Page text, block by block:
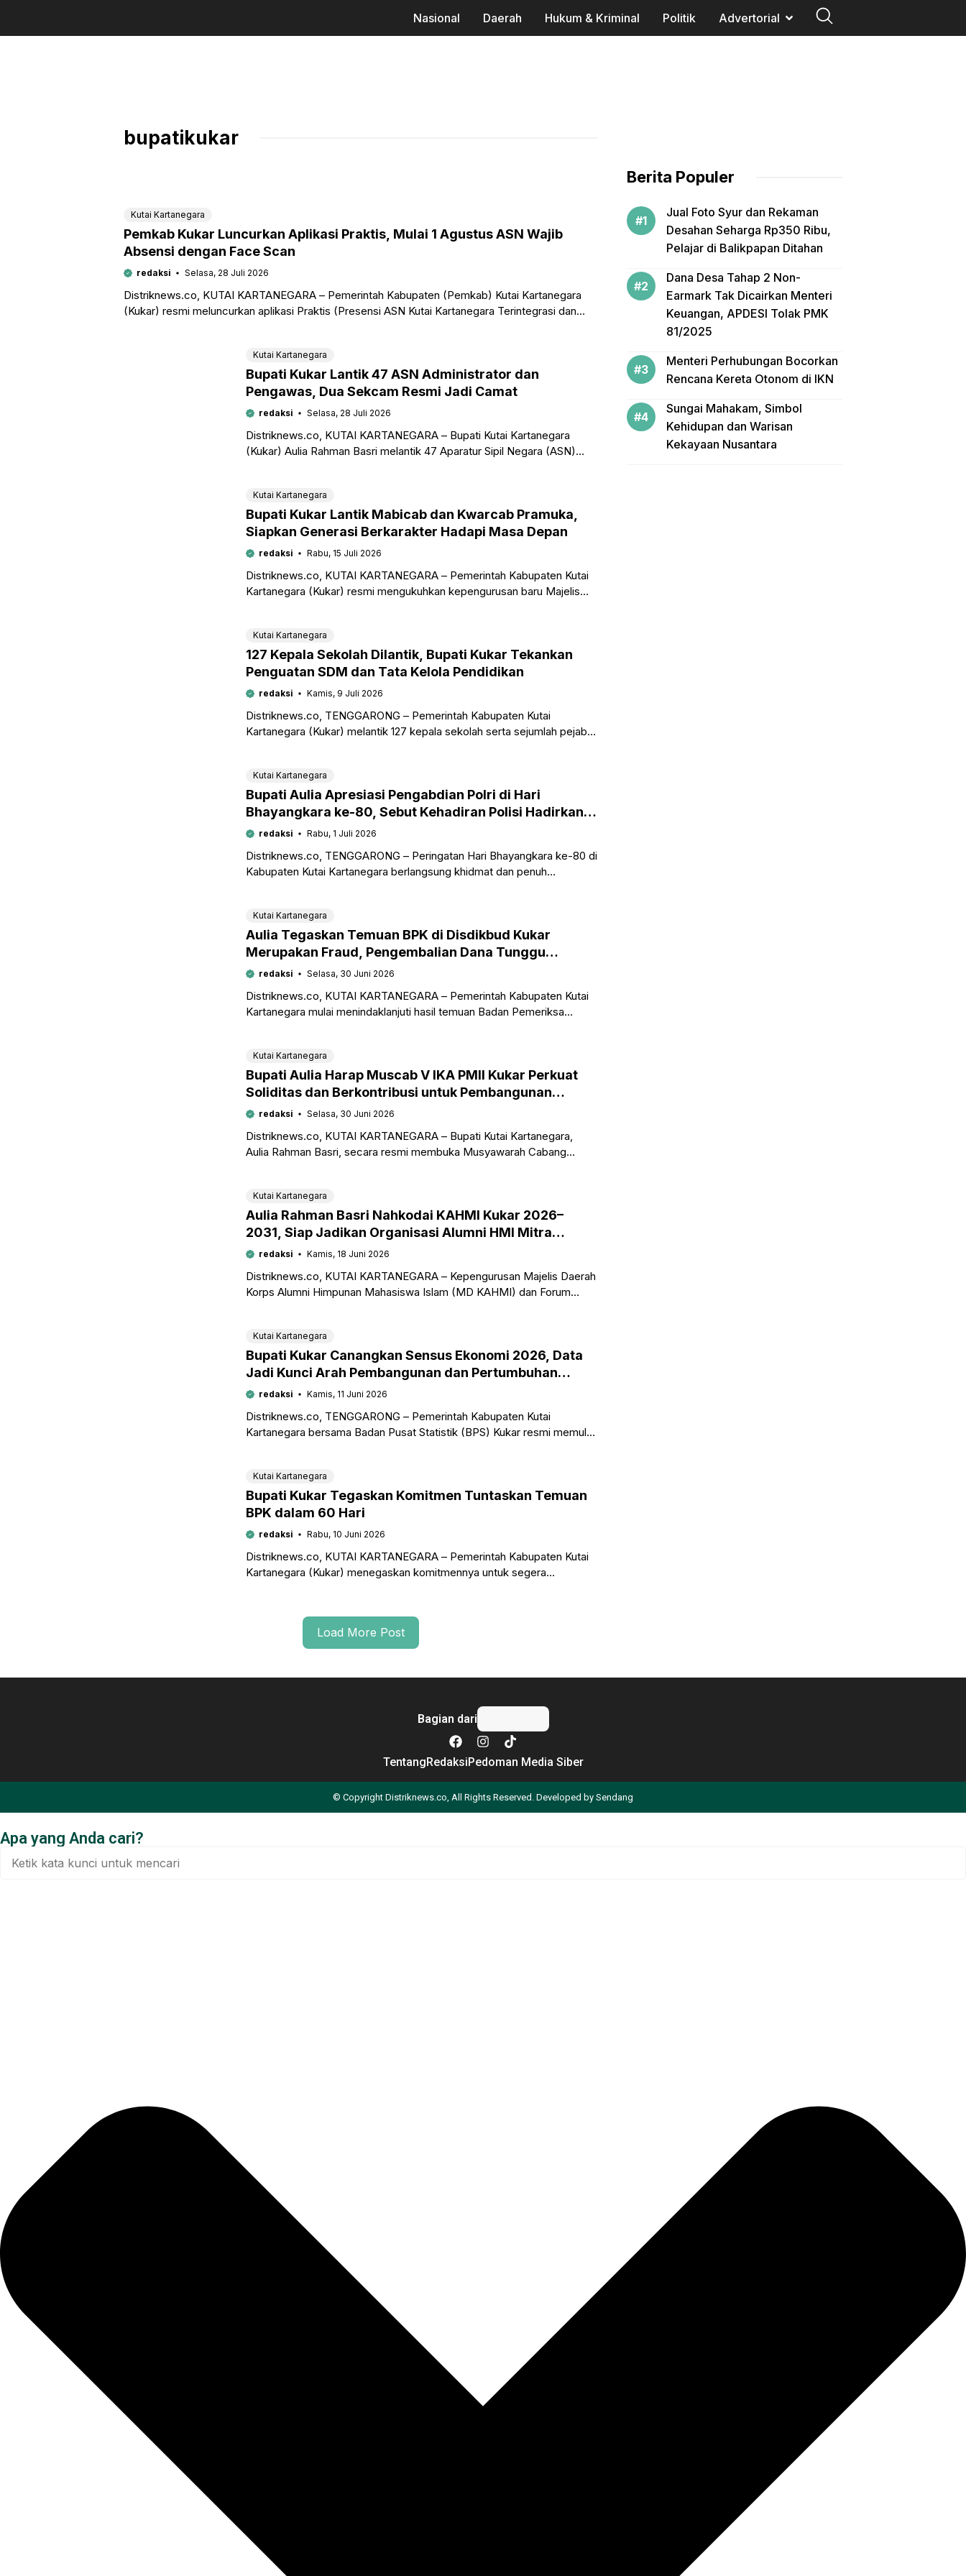
Nasional Daerah Hukum & Kriminal Politik Advertorial
bupatikukar
Kutai Kartanegara
Pemkab Kukar Luncurkan Aplikasi Praktis, Mulai 1 Agustus ASN Wajib
Absensi dengan Face Scan
redaksi Selasa, 28 Juli 2026
Distriknews.co, KUTAI KARTANEGARA – Pemerintah Kabupaten (Pemkab) Kutai Kartanegara
(Kukar) resmi meluncurkan aplikasi Praktis (Presensi ASN Kutai Kartanegara Terintegrasi dan
Kutai Kartanegara
Bupati Kukar Lantik 47 ASN Administrator dan
Pengawas, Dua Sekcam Resmi Jadi Camat
redaksi Selasa, 28 Juli 2026
Distriknews.co, KUTAI KARTANEGARA – Bupati Kutai Kartanegara
(Kukar) Aulia Rahman Basri melantik 47 Aparatur Sipil Negara (ASN)
Kutai Kartanegara
Bupati Kukar Lantik Mabicab dan Kwarcab Pramuka,
Siapkan Generasi Berkarakter Hadapi Masa Depan
redaksi Rabu, 15 Juli 2026
Distriknews.co, KUTAI KARTANEGARA – Pemerintah Kabupaten Kutai
Kartanegara (Kukar) resmi mengukuhkan kepengurusan baru Majelis
Kutai Kartanegara
127 Kepala Sekolah Dilantik, Bupati Kukar Tekankan
Penguatan SDM dan Tata Kelola Pendidikan
redaksi Kamis, 9 Juli 2026
Distriknews.co, TENGGARONG – Pemerintah Kabupaten Kutai
Kartanegara (Kukar) melantik 127 kepala sekolah serta sejumlah pejabat
Kutai Kartanegara
Bupati Aulia Apresiasi Pengabdian Polri di Hari
Bhayangkara ke-80, Sebut Kehadiran Polisi Hadirkan
Rasa Aman bagi Masyarakat
redaksi Rabu, 1 Juli 2026
Distriknews.co, TENGGARONG – Peringatan Hari Bhayangkara ke-80 di
Kabupaten Kutai Kartanegara berlangsung khidmat dan penuh
Kutai Kartanegara
Aulia Tegaskan Temuan BPK di Disdikbud Kukar
Merupakan Fraud, Pengembalian Dana Tunggu
Mekanisme Inspektorat
redaksi Selasa, 30 Juni 2026
Distriknews.co, KUTAI KARTANEGARA – Pemerintah Kabupaten Kutai
Kartanegara mulai menindaklanjuti hasil temuan Badan Pemeriksa
Kutai Kartanegara
Bupati Aulia Harap Muscab V IKA PMII Kukar Perkuat
Soliditas dan Berkontribusi untuk Pembangunan
Daerah
redaksi Selasa, 30 Juni 2026
Distriknews.co, KUTAI KARTANEGARA – Bupati Kutai Kartanegara,
Aulia Rahman Basri, secara resmi membuka Musyawarah Cabang
Kutai Kartanegara
Aulia Rahman Basri Nahkodai KAHMI Kukar 2026–
2031, Siap Jadikan Organisasi Alumni HMI Mitra
Strategis Pembangunan Daerah
redaksi Kamis, 18 Juni 2026
Distriknews.co, KUTAI KARTANEGARA – Kepengurusan Majelis Daerah
Korps Alumni Himpunan Mahasiswa Islam (MD KAHMI) dan Forum
Kutai Kartanegara
Bupati Kukar Canangkan Sensus Ekonomi 2026, Data
Jadi Kunci Arah Pembangunan dan Pertumbuhan
Daerah
redaksi Kamis, 11 Juni 2026
Distriknews.co, TENGGARONG – Pemerintah Kabupaten Kutai
Kartanegara bersama Badan Pusat Statistik (BPS) Kukar resmi memulai
Kutai Kartanegara
Bupati Kukar Tegaskan Komitmen Tuntaskan Temuan
BPK dalam 60 Hari
redaksi Rabu, 10 Juni 2026
Distriknews.co, KUTAI KARTANEGARA – Pemerintah Kabupaten Kutai
Kartanegara (Kukar) menegaskan komitmennya untuk segera
Load More Post
Berita Populer
Jual Foto Syur dan Rekaman
Desahan Seharga Rp350 Ribu,
Pelajar di Balikpapan Ditahan
Dana Desa Tahap 2 Non-
Earmark Tak Dicairkan Menteri
Keuangan, APDESI Tolak PMK
81/2025
Menteri Perhubungan Bocorkan
Rencana Kereta Otonom di IKN
Sungai Mahakam, Simbol
Kehidupan dan Warisan
Kekayaan Nusantara
Bagian dari
TentangRedaksiPedoman Media Siber
© Copyright Distriknews.co, All Rights Reserved. Developed by Sendang
Apa yang Anda cari?